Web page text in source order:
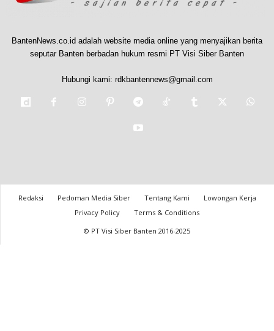
BantenNews.co.id adalah website media online yang menyajikan berita
seputar Banten berbadan hukum resmi PT Visi Siber Banten
Hubungi kami: rdkbantennews@gmail.com
Redaksi Pedoman Media Siber Tentang Kami
Lowongan Kerja
Privacy Policy
Terms & Conditions
© PT Visi Siber Banten 2016-2025